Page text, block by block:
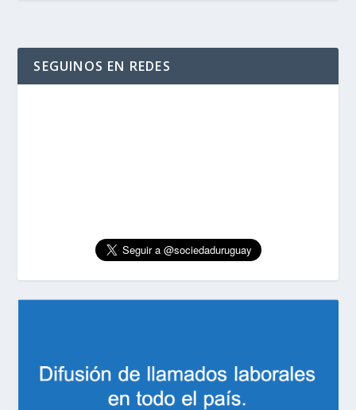
SEGUINOS EN REDES